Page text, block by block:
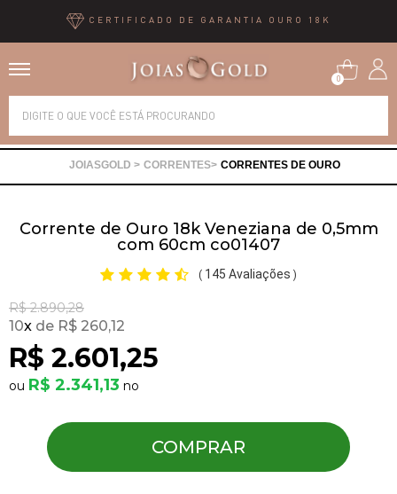
CERTIFICADO DE GARANTIA OURO 18K
0
CORRENTES CORRENTES DE OURO
Corrente de Ouro 18k Veneziana de 0,5mm
com 60cm co01407
( 145 Avaliações )
R$ 2.890,28
R$ 2.601,25
10x R$ 260,12
R$ 2.341,13
COMPRAR
Alianças
Brincos
Correntes
Pingentes